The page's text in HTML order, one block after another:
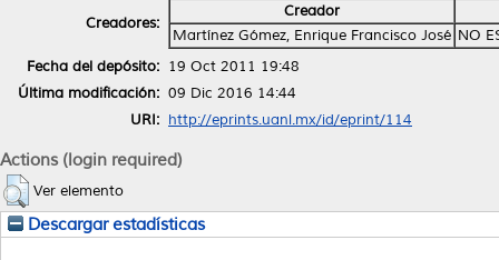
Creadores:
Creador
Martínez Gómez, Enrique Francisco José NO
Fecha del depósito: 19 Oct 2011 19:48
Última modificación: 09 Dic 2016 14:44
URI: http://eprints.uanl.mx/id/eprint/114
Actions (login required)
Ver elemento
Descargar estadísticas